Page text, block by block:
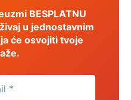
BESPLATNU
u jednostavnim
će osvojiti tvoje